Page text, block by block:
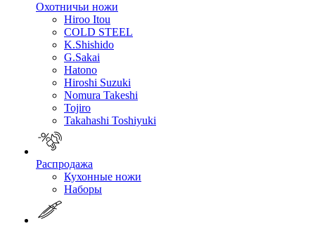
Охотничьи ножи
Hiroo Itou
COLD STEEL
K.Shishido
G.Sakai
Hatono
Hiroshi Suzuki
Nomura Takeshi
Tojiro
Takahashi Toshiyuki
Распродажа
Кухонные ножи
Наборы